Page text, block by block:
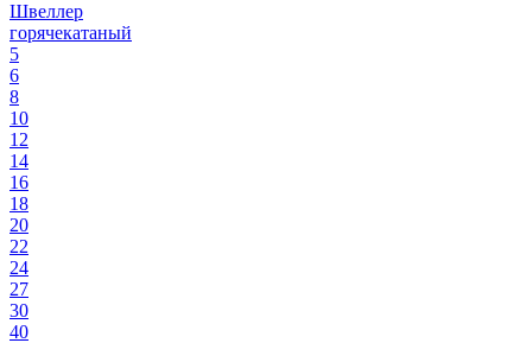
Швеллер
горячекатаный
5
6
8
10
12
14
16
18
20
22
24
27
30
40